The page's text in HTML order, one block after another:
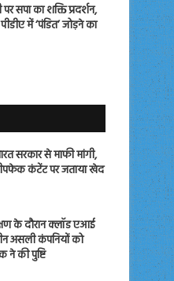
सपा का शक्ति प्रदर्शन,
में ‘पंडित’ जोड़ने का
सरकार से माफी मांगी,
कंटेंट पर जताया खेद
के दौरान क्लॉड एआई
असली कंपनियों को
ने की पुष्टि